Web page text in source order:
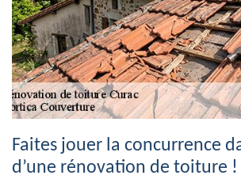
Faites jouer la concurrence
d’une rénovation de toiture !